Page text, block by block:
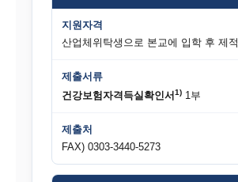
지원자격
산업체위탁생으로 본교에 입학 후 제적
제출서류
건강보험자격득실확인서 1) 1부
제출처
FAX) 0303-3440-5273